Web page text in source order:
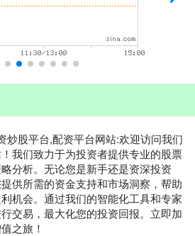
炒股平台,配资平台网站:欢迎访问我们
我们致力于为投资者提供专业的股票
分析。无论您是新手还是资深投资
供所需的资金支持和市场洞察，帮助
机会。通过我们的智能化工具和专家
交易，最大化您的投资回报。立即加
之旅！